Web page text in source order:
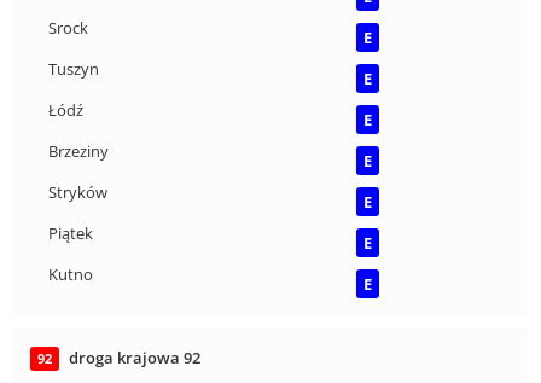
Srock
E
Tuszyn
E
Łódź
E
Brzeziny
E
Stryków
E
Piątek
E
Kutno
E
92
droga krajowa 92